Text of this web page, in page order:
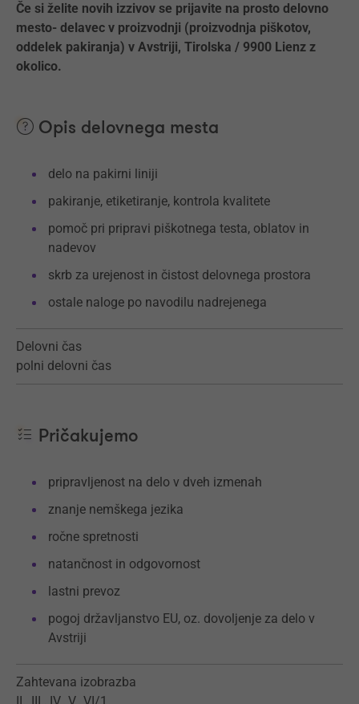
Če si želite novih izzivov se prijavite na prosto delovno
mesto- delavec v proizvodnji (proizvodnja piškotov,
oddelek pakiranja) v Avstriji, Tirolska / 9900 Lienz z
okolico.
Opis delovnega mesta
delo na pakirni liniji
pakiranje, etiketiranje, kontrola kvalitete
pomoč pri pripravi piškotnega testa, oblatov in
nadevov
skrb za urejenost in čistost delovnega prostora
ostale naloge po navodilu nadrejenega
Delovni čas
polni delovni čas
Pričakujemo
pripravljenost na delo v dveh izmenah
znanje nemškega jezika
ročne spretnosti
natančnost in odgovornost
lastni prevoz
pogoj državljanstvo EU, oz. dovoljenje za delo v
Avstriji
Zahtevana izobrazba